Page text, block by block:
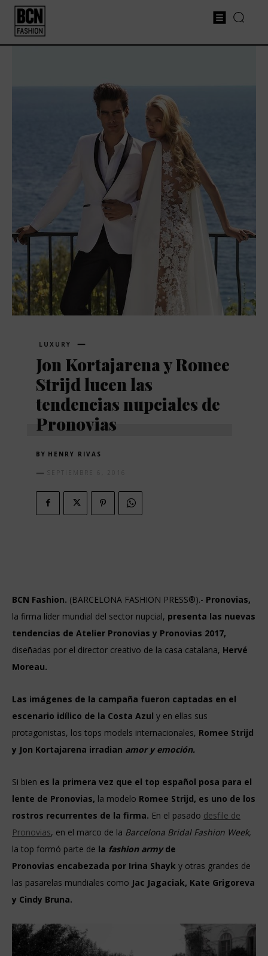
LUXURY
Jon Kortajarena y Romee
Strijd lucen las
tendencias nupciales de
Pronovias
BY HENRY RIVAS
SEPTIEMBRE 6, 2016
BCN Fashion. (BARCELONA FASHION PRESS®).- Pronovias,
la firma líder mundial del sector nupcial, presenta las nuevas
tendencias de Atelier Pronovias y Pronovias 2017,
diseñadas por el director creativo de la casa catalana, Hervé
Moreau.
Las imágenes de la campaña fueron captadas en el
escenario idílico de la Costa Azul y en ellas sus
protagonistas, los tops models internacionales, Romee Strijd
y Jon Kortajarena irradian amor y emoción.
Si bien es la primera vez que el top español posa para el
lente de Pronovias, la modelo Romee Strijd, es uno de los
rostros recurrentes de la firma. En el pasado desfile de
Pronovias, en el marco de la Barcelona Bridal Fashion Week,
la top formó parte de la fashion armyde
Pronovias encabezada por Irina Shayk y otras grandes de
las pasarelas mundiales como Jac Jagaciak, Kate Grigoreva
y Cindy Bruna.